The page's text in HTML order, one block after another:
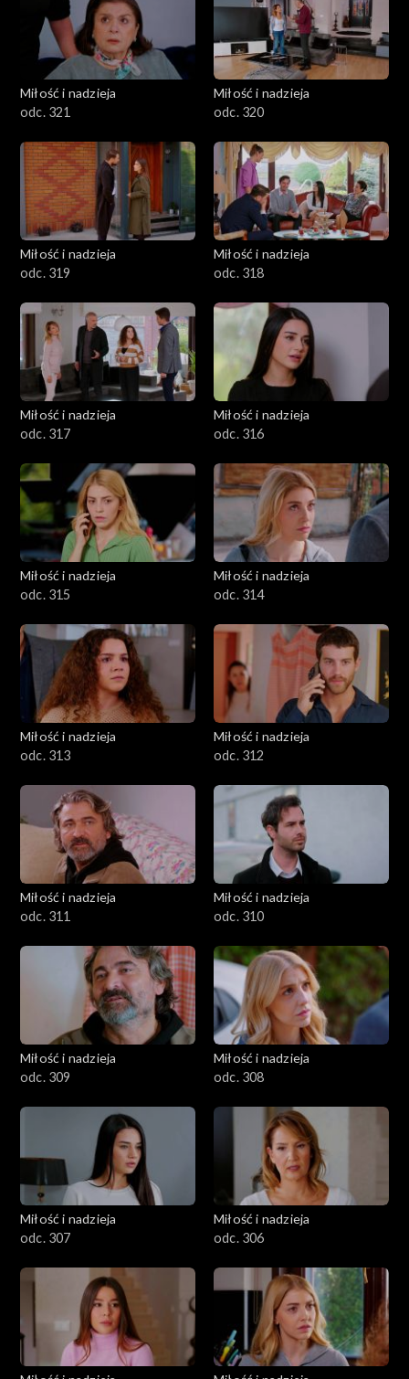
Miłość i nadzieja
odc. 321
Miłość i nadzieja
odc. 320
Miłość i nadzieja
odc. 319
Miłość i nadzieja
odc. 318
Miłość i nadzieja
odc. 317
Miłość i nadzieja
odc. 316
Miłość i nadzieja
odc. 315
Miłość i nadzieja
odc. 314
Miłość i nadzieja
odc. 313
Miłość i nadzieja
odc. 312
Miłość i nadzieja
odc. 311
Miłość i nadzieja
odc. 310
Miłość i nadzieja
odc. 309
Miłość i nadzieja
odc. 308
Miłość i nadzieja
odc. 307
Miłość i nadzieja
odc. 306